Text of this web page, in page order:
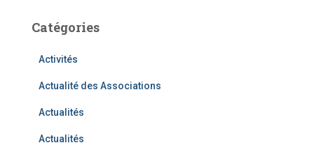
Catégories
Activités
Actualité des Associations
Actualités
Actualités